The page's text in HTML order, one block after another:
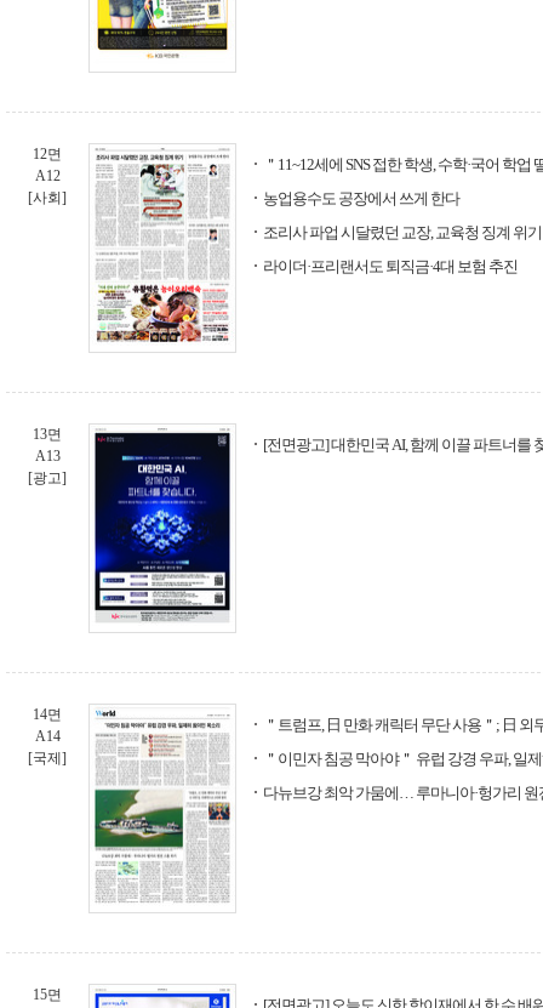
12면
A12
[사회]
＂11~12세에 SNS 접한 학생, 수학·국어 학업
농업용수도 공장에서 쓰게 한다
조리사 파업 시달렸던 교장, 교육청 징계 위기
라이더·프리랜서도 퇴직금·4대 보험 추진
13면
A13
[광고]
[전면광고] 대한민국 AI, 함께 이끌 파트너를
14면
A14
[국제]
＂트럼프, 日 만화 캐릭터 무단 사용＂; 日
＂이민자 침공 막아야＂ 유럽 강경 우파, 일
다뉴브강 최악 가뭄에… 루마니아·헝가리 원
15면